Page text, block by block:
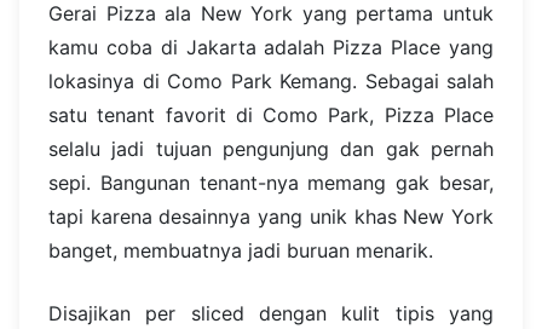
Gerai Pizza ala New York yang pertama untuk
kamu coba di Jakarta adalah Pizza Place yang
lokasinya di Como Park Kemang. Sebagai salah
satu tenant favorit di Como Park, Pizza Place
selalu jadi tujuan pengunjung dan gak pernah
sepi. Bangunan tenant-nya memang gak besar,
tapi karena desainnya yang unik khas New York
banget, membuatnya jadi buruan menarik.
Disajikan per sliced dengan kulit tipis yang